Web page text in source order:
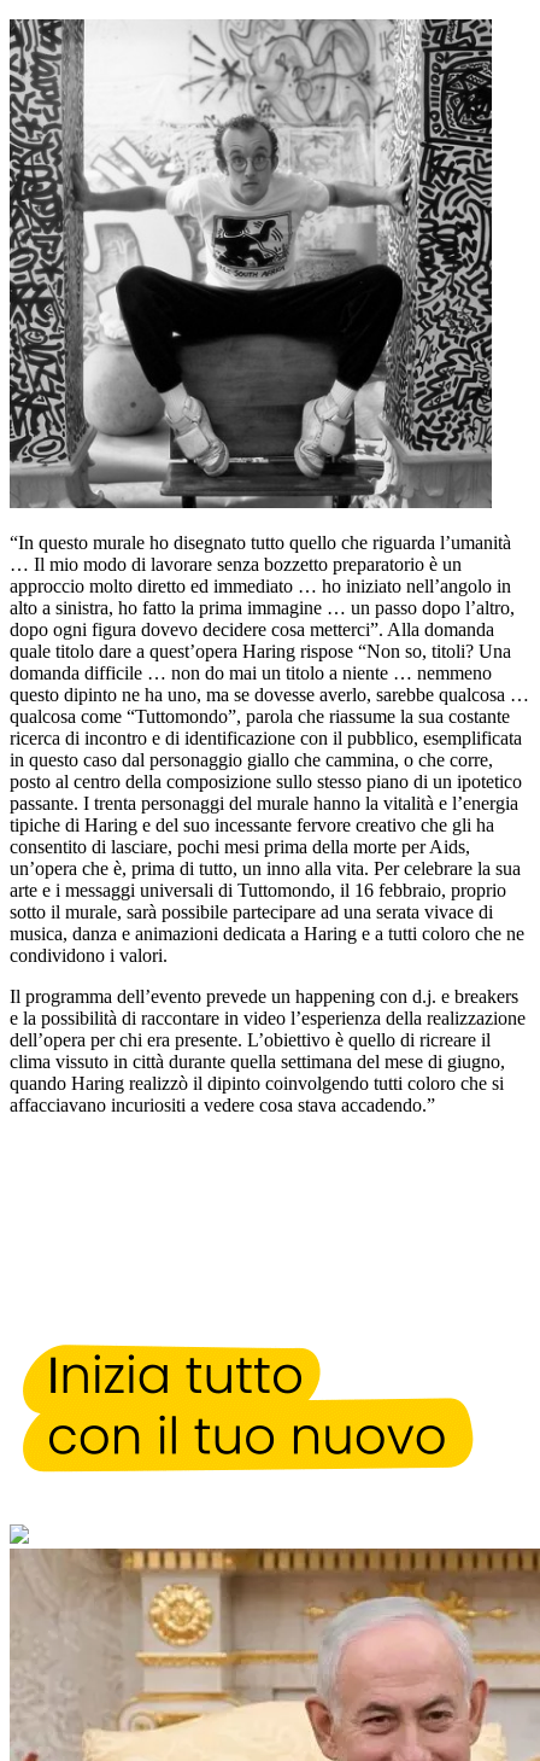
“In questo murale ho disegnato tutto quello che riguarda l’umanità
… Il mio modo di lavorare senza bozzetto preparatorio è un
approccio molto diretto ed immediato … ho iniziato nell’angolo in
alto a sinistra, ho fatto la prima immagine … un passo dopo l’altro,
dopo ogni figura dovevo decidere cosa metterci”. Alla domanda
quale titolo dare a quest’opera Haring rispose “Non so, titoli? Una
domanda difficile … non do mai un titolo a niente … nemmeno
questo dipinto ne ha uno, ma se dovesse averlo, sarebbe qualcosa …
qualcosa come “Tuttomondo”, parola che riassume la sua costante
ricerca di incontro e di identificazione con il pubblico, esemplificata
in questo caso dal personaggio giallo che cammina, o che corre,
posto al centro della composizione sullo stesso piano di un ipotetico
passante. I trenta personaggi del murale hanno la vitalità e l’energia
tipiche di Haring e del suo incessante fervore creativo che gli ha
consentito di lasciare, pochi mesi prima della morte per Aids,
un’opera che è, prima di tutto, un inno alla vita. Per celebrare la sua
arte e i messaggi universali di Tuttomondo, il 16 febbraio, proprio
sotto il murale, sarà possibile partecipare ad una serata vivace di
musica, danza e animazioni dedicata a Haring e a tutti coloro che ne
condividono i valori.
Il programma dell’evento prevede un happening con d.j. e breakers
e la possibilità di raccontare in video l’esperienza della realizzazione
dell’opera per chi era presente. L’obiettivo è quello di ricreare il
clima vissuto in città durante quella settimana del mese di giugno,
quando Haring realizzò il dipinto coinvolgendo tutti coloro che si
affacciavano incuriositi a vedere cosa stava accadendo.”